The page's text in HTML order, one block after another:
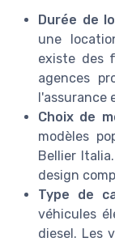
Durée de
une
existe des
agences
l'assurance
Choix de
modèles
Bellier
design
Type de
véhicules
diesel. Les